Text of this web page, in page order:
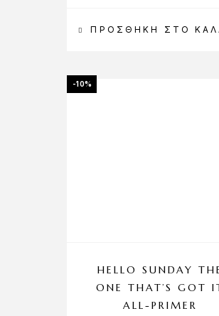
ΠΡΟΣΘΉΚΗ ΣΤΟ
-10%
HELLO SUNDAY
ONE THAT’S GOT
ALL-PRIMER